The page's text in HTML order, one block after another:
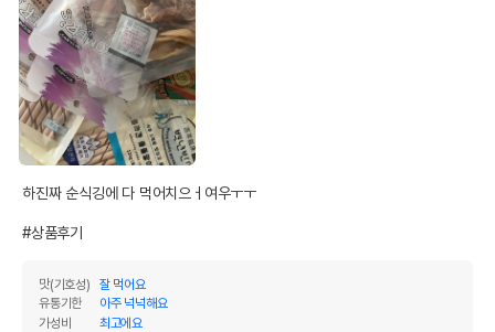
또는 소비자상담 관련
전화번호
유통기한
하진짜 순식깅에 다 먹어치으ㅓ여우ㅜㅜ
#상품후기
맛(기호성)
잘 먹어요
유통기한
아주 넉넉해요
가성비
최고에요